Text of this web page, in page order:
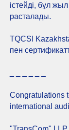
істейді, бұл
расталады.
TQCSI
пен
Congratulations
international